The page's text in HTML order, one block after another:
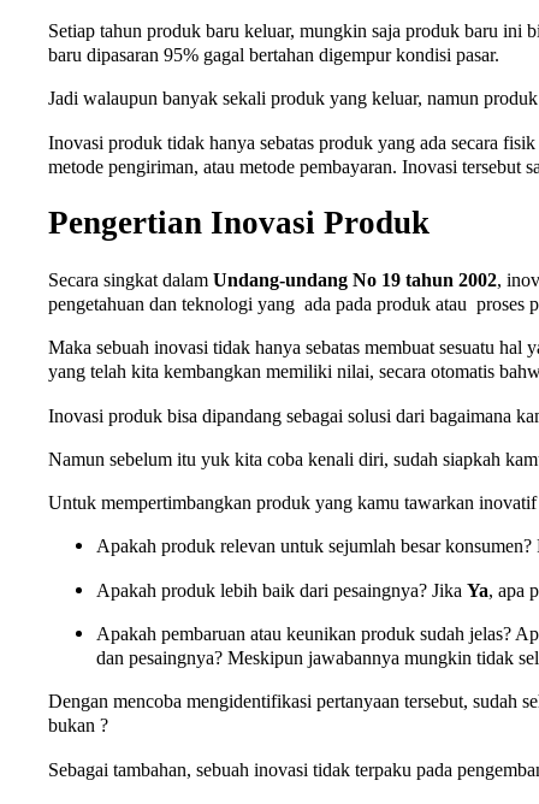
Setiap tahun produk baru keluar, mungkin saja produk baru ini
baru dipasaran 95% gagal bertahan digempur kondisi pasar.
Jadi walaupun banyak sekali produk yang keluar, namun
Inovasi produk tidak hanya sebatas produk yang ada secara
metode pengiriman, atau metode pembayaran. Inovasi
Pengertian Inovasi Produk
Secara singkat dalam Undang-undang No 19 tahun 2002,
pengetahuan dan teknologi yang ada pada produk atau proses
Maka sebuah inovasi tidak hanya sebatas membuat sesuatu hal
yang telah kita kembangkan memiliki nilai, secara otomatis
Inovasi produk bisa dipandang sebagai solusi dari bagaimana
Namun sebelum itu yuk kita coba kenali diri, sudah siapkah
Untuk mempertimbangkan produk yang kamu tawarkan
Apakah produk relevan untuk sejumlah besar
Apakah produk lebih baik dari pesaingnya? Jika Ya, apa
Apakah pembaruan atau keunikan produk sudah jelas?
dan pesaingnya? Meskipun jawabannya mungkin tidak
Dengan mencoba mengidentifikasi pertanyaan tersebut, sudah
bukan ?
Sebagai tambahan, sebuah inovasi tidak terpaku pada